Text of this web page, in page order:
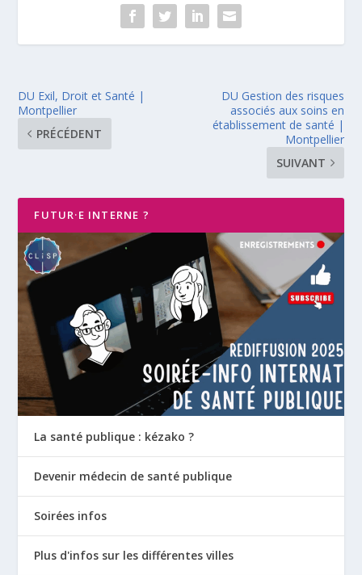
DU Exil, Droit et Santé |
Montpellier
PRÉCÉDENT
DU Gestion des risques
associés aux soins en
établissement de santé |
Montpellier
SUIVANT
FUTUR·E INTERNE ?
La santé publique : kézako ?
Devenir médecin de santé publique
Soirées infos
Plus d'infos sur les différentes villes